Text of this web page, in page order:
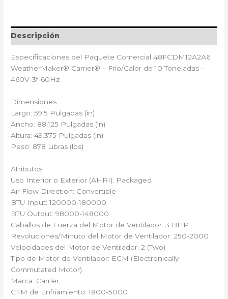
Descripción
Especificaciones del Paquete Comercial 48FCDM12A2A6
WeatherMaker® Carrier®️ – Frío/Calor de 10 Toneladas –
460V-3f-60Hz
Dimensiones
Largo: 59.5 Pulgadas (in)
Ancho: 88.125 Pulgadas (in)
Altura: 49.375 Pulgadas (in)
Peso: 878 Libras (lbs)
Atributos
Uso Interior o Exterior (AHRI): Packaged
Air Flow Direction: Convertible
BTU Input: 120000-180000
BTU Output: 98000-148000
Caballos de Fuerza del Motor de Ventilador: 3 BHP
Revoluciones/Minuto del Motor de Ventilador: 250-2000
Velocidades del Motor de Ventilador: 2 (Two)
Tipo de Motor de Ventilador: ECM (Electronically
Commutated Motor)
Marca: Carrier
CFM de Enfriamiento: 1800-5000